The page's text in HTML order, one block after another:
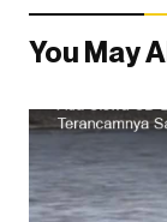
You May